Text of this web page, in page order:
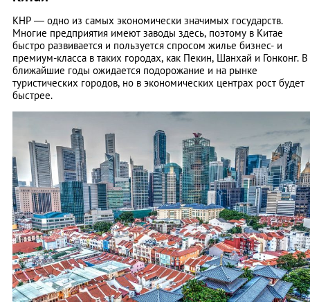
КНР — одно из самых экономически значимых государств.
Многие предприятия имеют заводы здесь, поэтому в Китае
быстро развивается и пользуется спросом жилье бизнес- и
премиум-класса в таких городах, как Пекин, Шанхай и Гонконг. В
ближайшие годы ожидается подорожание и на рынке
туристических городов, но в экономических центрах рост будет
быстрее.